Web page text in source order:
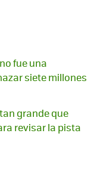
fue una
siete millones
grande que
revisar la pista